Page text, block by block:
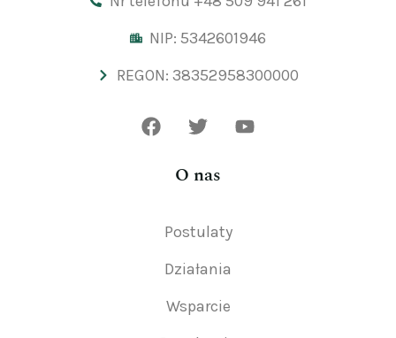
NIP: 5342601946
REGON: 38352958300000
O nas
Postulaty
Działania
Wsparcie